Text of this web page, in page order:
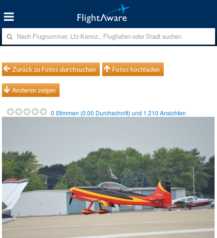
Zurück zu Fotos durchsuchen Fotos hochladen
Anderen zeigen
0 Stimmen (0.00 Durchschnitt) und 1.210 Ansichten